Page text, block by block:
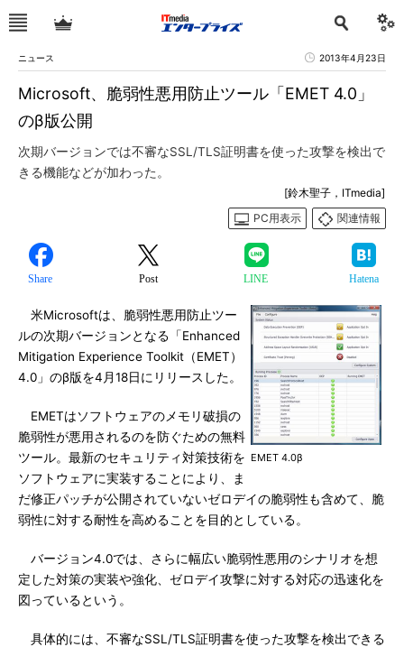
ニュース 2013年4月23日
Microsoft、脆弱性悪用防止ツール「EMET 4.0」
のβ版公開
次期バージョンでは不審なSSL/TLS証明書を使った攻撃を検出で
きる機能などが加わった。
[鈴木聖子，ITmedia]
PC用表示
関連情報
Share Post LINE Hatena
EMET 4.0β
米Microsoftは、脆弱性悪用防止ツー
ルの次期バージョンとなる「Enhanced
Mitigation Experience Toolkit（EMET）
4.0」のβ版を4月18日にリリースした。
EMETはソフトウェアのメモリ破損の
脆弱性が悪用されるのを防ぐための無料
ツール。最新のセキュリティ対策技術を
ソフトウェアに実装することにより、ま
だ修正パッチが公開されていないゼロデイの脆弱性も含めて、脆
弱性に対する耐性を高めることを目的としている。
バージョン4.0では、さらに幅広い脆弱性悪用のシナリオを想
定した対策の実装や強化、ゼロデイ攻撃に対する対応の迅速化を
図っているという。
具体的には、不審なSSL/TLS証明書を使った攻撃を検出できる